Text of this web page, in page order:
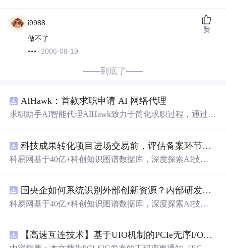
i9988
做不了
2006-08-19
赞
——到底了——
AIHawk：首款求职申请 AI 网络代理
求职助手AI智能代理AIHawk致力于简化求职过程，通过自
科技成果转化项目进场交易前，评估备案环节需要准备哪些材料？.docx
科易网基于40亿+科创知识图谱数据库，深度探索AI技术
新领域的AI+数智化解决方案，推动科技创新与产业创新
智能化发展。
国央企如何系统识别外部创新资源？内部研发体系完善，但对外部高校、中小科技企业技术能力缺乏动态认知。.docx
科易网基于40亿+科创知识图谱数据库，深度探索AI技术
新领域的AI+数智化解决方案，推动科技创新与产业创新
智能化发展。
【高速互连技术】基于UIO机制的PCIe无序I/O扩展：多路径架构下内存请求的高性能传输与排序控制方案设计